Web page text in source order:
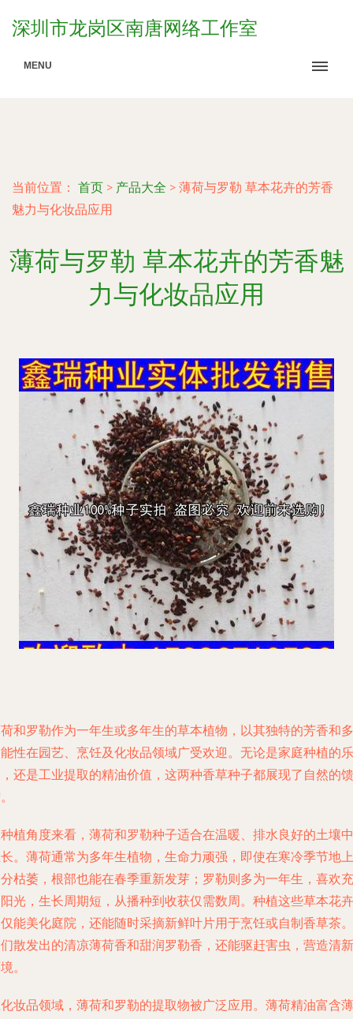
深圳市龙岗区南唐网络工作室
MENU
当前位置： 首页 > 产品大全 > 薄荷与罗勒 草本花卉的芳香
魅力与化妆品应用
薄荷与罗勒 草本花卉的芳香魅
力与化妆品应用
和罗勒作为一年生或多年生的草本植物，以其独特的芳香和多
性在园艺、烹饪及化妆品领域广受欢迎。无论是家庭种植的乐
还是工业提取的精油价值，这两种香草种子都展现了自然的馈
植角度来看，薄荷和罗勒种子适合在温暖、排水良好的土壤中
。薄荷通常为多年生植物，生命力顽强，即使在寒冷季节地上
枯萎，根部也能在春季重新发芽；罗勒则多为一年生，喜欢充
光，生长周期短，从播种到收获仅需数周。种植这些草本花卉
能美化庭院，还能随时采摘新鲜叶片用于烹饪或自制香草茶。
散发出的清凉薄荷香和甜润罗勒香，还能驱赶害虫，营造清新
。
妆品领域，薄荷和罗勒的提取物被广泛应用。薄荷精油富含薄